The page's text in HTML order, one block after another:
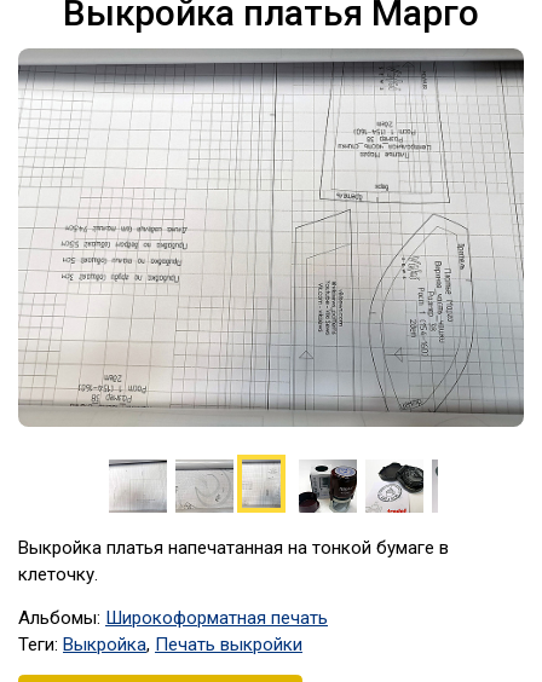
Оплата и доставка
Контакты
Наши работы
Выкройка платья Марго
Выкройка платья напечатанная на тонкой бумаге в
клеточку.
Альбомы: Широкоформатная печать
Теги: Выкройка, Печать выкройки